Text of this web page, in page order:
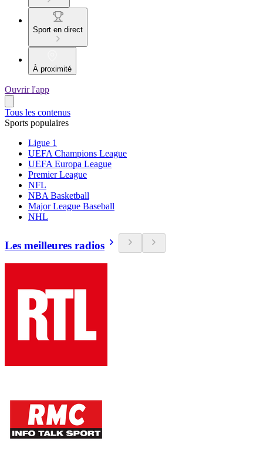
Sport en direct
À proximité
Ouvrir l'app
Tous les contenus
Sports populaires
Ligue 1
UEFA Champions League
UEFA Europa League
Premier League
NFL
NBA Basketball
Major League Baseball
NHL
Les meilleures radios